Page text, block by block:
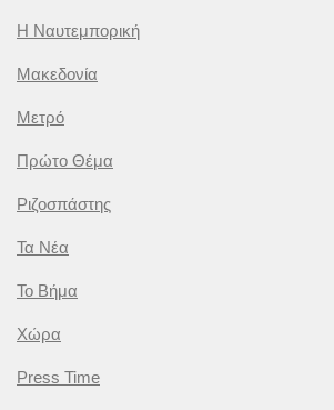
Η Ναυτεμπορική
Μακεδονία
Μετρό
Πρώτο Θέμα
Ριζοσπάστης
Τα Νέα
Το Βήμα
Χώρα
Press Time